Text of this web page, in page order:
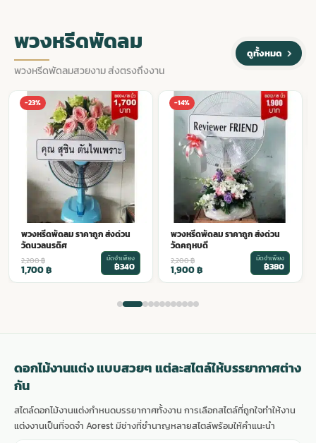
พวงหรีดพัดลม
พวงหรีดพัดลมสวยงาม ส่งตรงถึงงาน
ดูทั้งหมด
-14%
พวงหรีดพัดลม ราคาถูก ส่งด่วน
วัดคฤหบดี
2,200฿
1,900฿
มัดจำเพียง
฿380
-14%
พวงหรีดพัดลม ราคาถูก ส่งด่วน
วัดหัวลำโพง
฿
1,900฿
มัดจำเพียง
฿380
ดอกไม้งานแต่ง แบบสวยๆ แต่ละสไตล์ให้บรรยากาศต่าง
กัน
สไตล์ดอกไม้งานแต่งกำหนดบรรยากาศทั้งงาน การเลือกสไตล์ที่ถูกใจทำให้งาน
แต่งงานเป็นที่จดจำ Aorest มีช่างที่ชำนาญหลายสไตล์พร้อมให้คำแนะนำ